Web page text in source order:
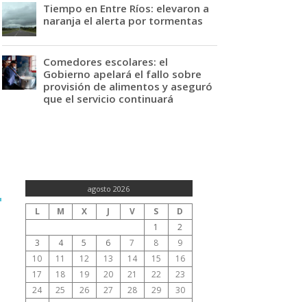
Tiempo en Entre Ríos: elevaron a
naranja el alerta por tormentas
Comedores escolares: el
Gobierno apelará el fallo sobre
provisión de alimentos y aseguró
que el servicio continuará
agosto 2026
L M X J V S
D
1
2
3
4 5 6 7 8
9
10
11 12 13 14 15
16
17
18 19 20 21 22
23
24
25 26 27 28 29
30